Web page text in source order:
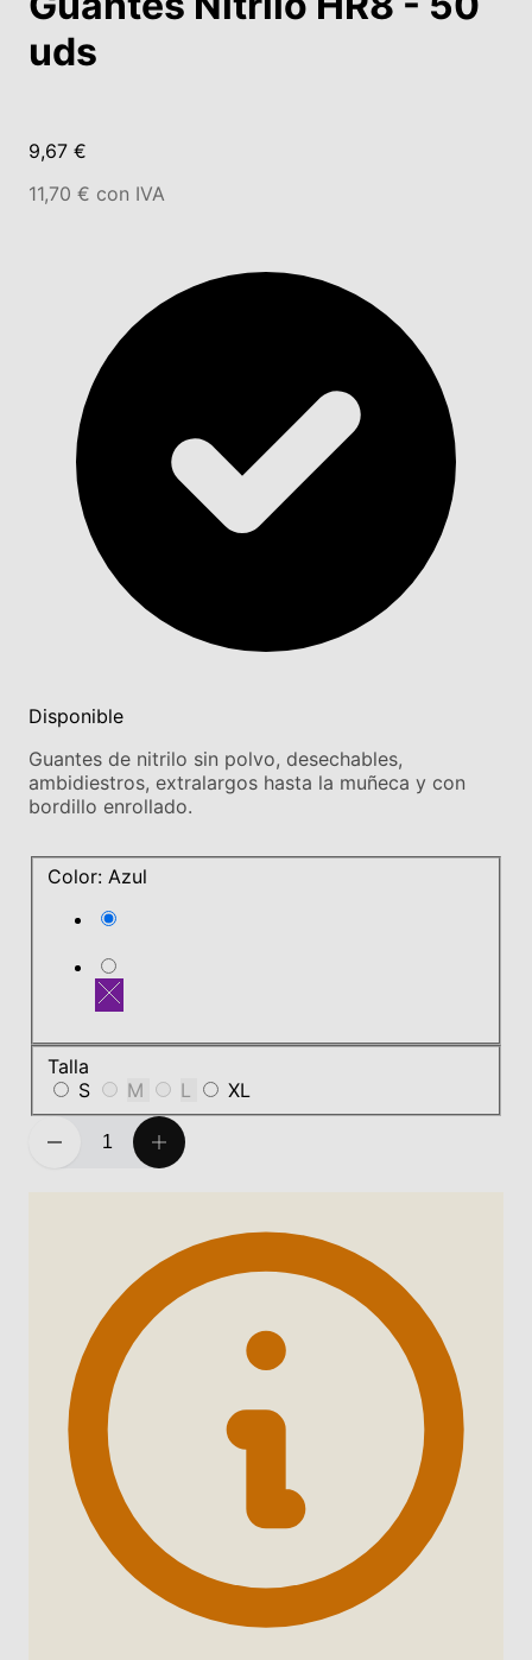
uds
9,67 €
11,70 € con IVA
Disponible
Guantes de nitrilo sin polvo, desechables,
ambidiestros, extralargos hasta la muñeca y con
bordillo enrollado.
Color: Azul
Talla
S
M L XL